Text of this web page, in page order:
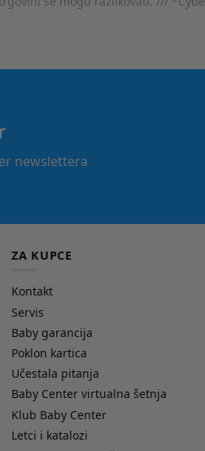
newslettera
ZA KUPCE
Kontakt
Servis
Baby garancija
Poklon kartica
Učestala pitanja
Baby Center virtualna šetnja
Klub Baby Center
Letci i katalozi